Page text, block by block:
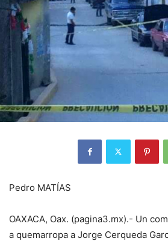
Pedro MATÍAS
OAXACA, Oax. (pagina3.mx).- Un
a quemarropa a Jorge Cerqueda